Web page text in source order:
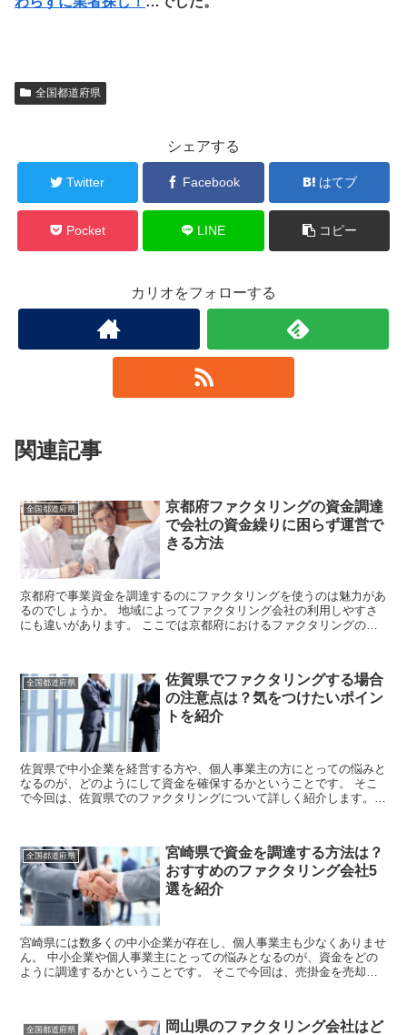
全国都道府県
シェアする
Twitter Facebook はてブ
Pocket LINE コピー
カリオをフォローする
関連記事
全国都道府県
京都府ファクタリングの資金調達
で会社の資金繰りに困らず運営で
きる方法
京都府で事業資金を調達するのにファクタリングを使うのは魅力があ
るのでしょうか。 地域によってファクタリング会社の利用しやすさ
にも違いがあります。 ここでは京都府におけるファクタリングの状
全国都道府県
佐賀県でファクタリングする場合
の注意点は？気をつけたいポイン
トを紹介
佐賀県で中小企業を経営する方や、個人事業主の方にとっての悩みと
なるのが、どのようにして資金を確保するかということです。 そこ
で今回は、佐賀県でのファクタリングについて詳しく紹介します。
全国都道府県
宮崎県で資金を調達する方法は？
おすすめのファクタリング会社5
選を紹介
宮崎県には数多くの中小企業が存在し、個人事業主も少なくありませ
ん。 中小企業や個人事業主にとっての悩みとなるのが、資金をどの
ように調達するかということです。 そこで今回は、売掛金を売却し
全国都道府県
岡山県のファクタリング会社はど